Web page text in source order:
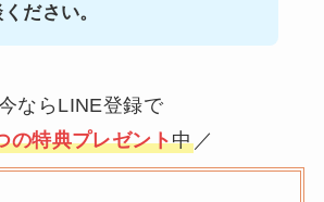
ださい。
ならLINE登録で
の特典プレゼント中 ／